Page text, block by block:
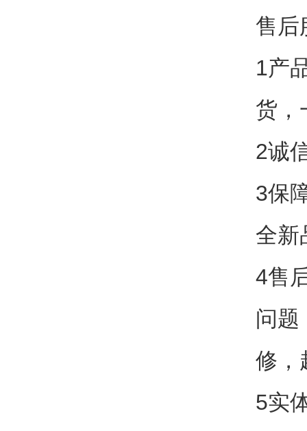
售后
1产
货，
2诚
3保
全新
4售
问题
修，
5实